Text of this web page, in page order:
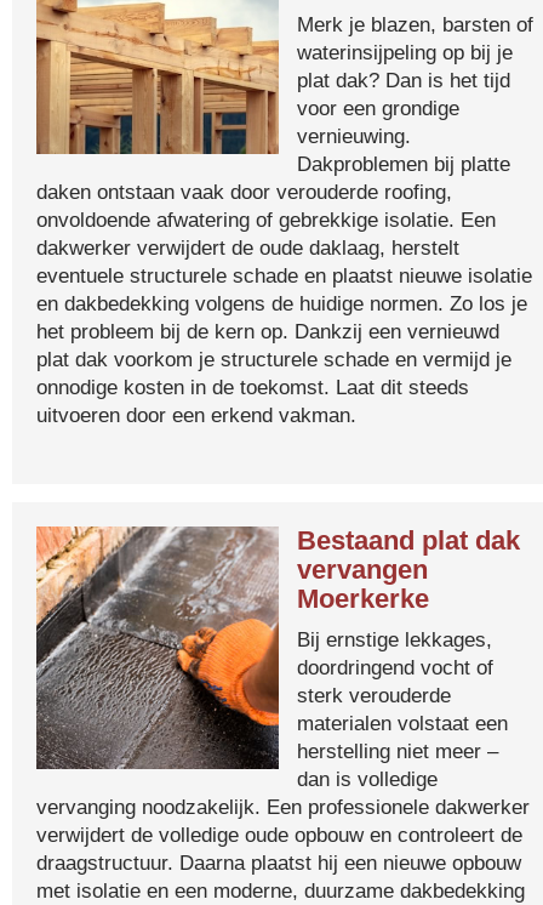
Merk je blazen, barsten of
waterinsijpeling op bij je
plat dak? Dan is het tijd
voor een grondige
vernieuwing.
Dakproblemen bij platte
daken ontstaan vaak door verouderde roofing,
onvoldoende afwatering of gebrekkige isolatie. Een
dakwerker verwijdert de oude daklaag, herstelt
eventuele structurele schade en plaatst nieuwe isolatie
en dakbedekking volgens de huidige normen. Zo los je
het probleem bij de kern op. Dankzij een vernieuwd
plat dak voorkom je structurele schade en vermijd je
onnodige kosten in de toekomst. Laat dit steeds
uitvoeren door een erkend vakman.
Bestaand plat dak
vervangen
Moerkerke
Bij ernstige lekkages,
doordringend vocht of
sterk verouderde
materialen volstaat een
herstelling niet meer –
dan is volledige
vervanging noodzakelijk. Een professionele dakwerker
verwijdert de volledige oude opbouw en controleert de
draagstructuur. Daarna plaatst hij een nieuwe opbouw
met isolatie en een moderne, duurzame dakbedekking